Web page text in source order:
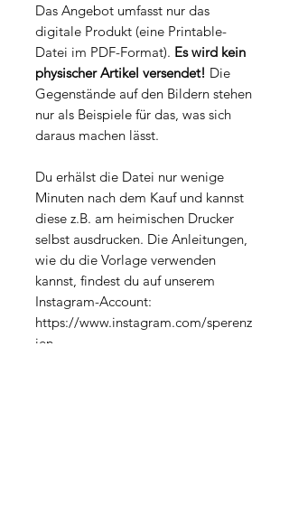
Das Angebot umfasst nur das
digitale Produkt (eine Printable-
Datei im PDF-Format). Es wird kein
physischer Artikel versendet! Die
Gegenstände auf den Bildern stehen
nur als Beispiele für das, was sich
daraus machen lässt.
Du erhälst die Datei nur wenige
Minuten nach dem Kauf und kannst
diese z.B. am heimischen Drucker
selbst ausdrucken. Die Anleitungen,
wie du die Vorlage verwenden
kannst, findest du auf unserem
Instagram-Account:
https://www.instagram.com/sperenz
ien